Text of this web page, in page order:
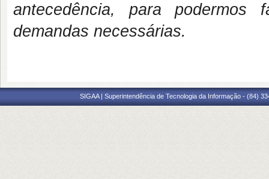
antecedência, para podermos
demandas necessárias.
SIGAA | Superintendência de Tecnologia da Informação - (84)